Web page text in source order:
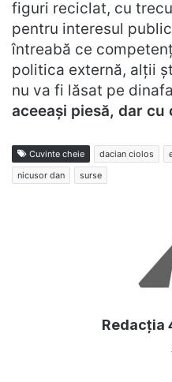
figuri reciclat, cu
pentru interesul
întreabă ce
politica externă, alții
nu va fi lăsat pe
aceeași piesă, dar
Cuvinte cheie dacian ciolos
nicusor dan
surse
Redacția